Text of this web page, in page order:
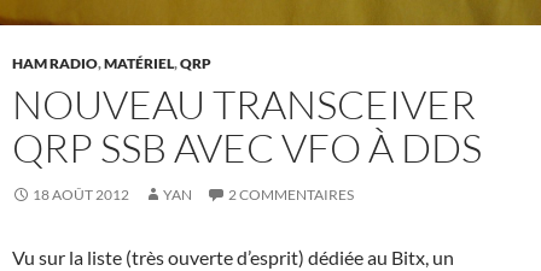
HAM RADIO,MATÉRIEL,QRP
NOUVEAU TRANSCEIVER
QRP SSB AVEC VFO À DDS
18 AOÛT 2012 YAN 2 COMMENTAIRES
Vu sur la liste (très ouverte d’esprit) dédiée au Bitx, un